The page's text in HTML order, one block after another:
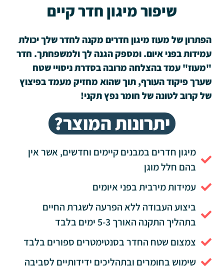
שיפור מיגון חדר קיים
הפתרון של מעוז מיגון חדרים מקנה לחדר שלך יכולת
עמידות בפני איום. ומספק הגנה לך ולמשפחתך. חדר
"מעוז" עמד בהצלחה מרובה בסדרת ניסויי שטח
שערך פיקוד העורף, תוך שהוא מחזיק מעמד בפיצוץ
של קרוב לטונה של חומר נפץ תקני!
יתרונות המוצר?
מיגון חדרים במבנים קיימים וחדשים, אשר אין
בהם חלל מוגן
עמידות מירבית בפני איומים
ביצוע העבודה ללא הפרעה לשגרת החיים
בתהליך התקנה האורך 5-3 ימים בלבד
צמצום שטח החדר בסנטימטרים ספורים בלבד
שימוש בחומרים ובתהליכים ידידותיים לסביבה